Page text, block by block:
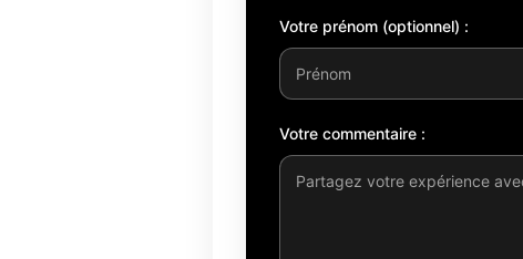
Votre prénom (optionnel) :
Votre commentaire :